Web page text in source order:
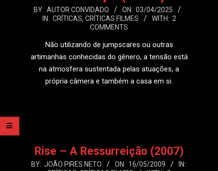
2025-
BY: AUTOR CONVIDADO ON: 03/04/2025
IN: CRÍTICAS, CRÍTICAS FILMES WITH: 2
COMMENTS
Não utilizando de jumpscares ou outras
artimanhas conhecidas do gênero, a tensão está
na atmosfera sustentada pelas atuações, a
própria câmera e também a casa em si.
Rise – A Ressurreição (2007)
2009-
BY: JOÃO PIRES NETO ON: 16/05/2009
IN: